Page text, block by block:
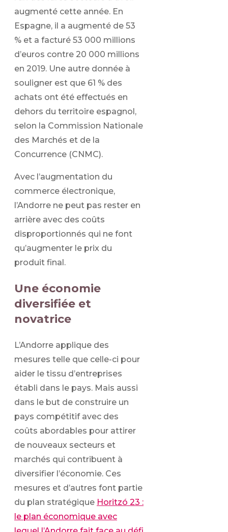
augmenté cette année. En
Espagne, il a augmenté de 53
% et a facturé 53 000 millions
d’euros contre 20 000 millions
en 2019. Une autre donnée à
souligner est que 61 % des
achats ont été effectués en
dehors du territoire espagnol,
selon la Commission Nationale
des Marchés et de la
Concurrence (CNMC).
Avec l’augmentation du
commerce électronique,
l’Andorre ne peut pas rester en
arrière avec des coûts
disproportionnés qui ne font
qu’augmenter le prix du
produit final.
Une économie
diversifiée et
novatrice
L’Andorre applique des
mesures telle que celle-ci pour
aider le tissu d’entreprises
établi dans le pays. Mais aussi
dans le but de construire un
pays compétitif avec des
coûts abordables pour attirer
de nouveaux secteurs et
marchés qui contribuent à
diversifier l’économie. Ces
mesures et d’autres font partie
du plan stratégique Horitzó 23 :
le plan économique avec